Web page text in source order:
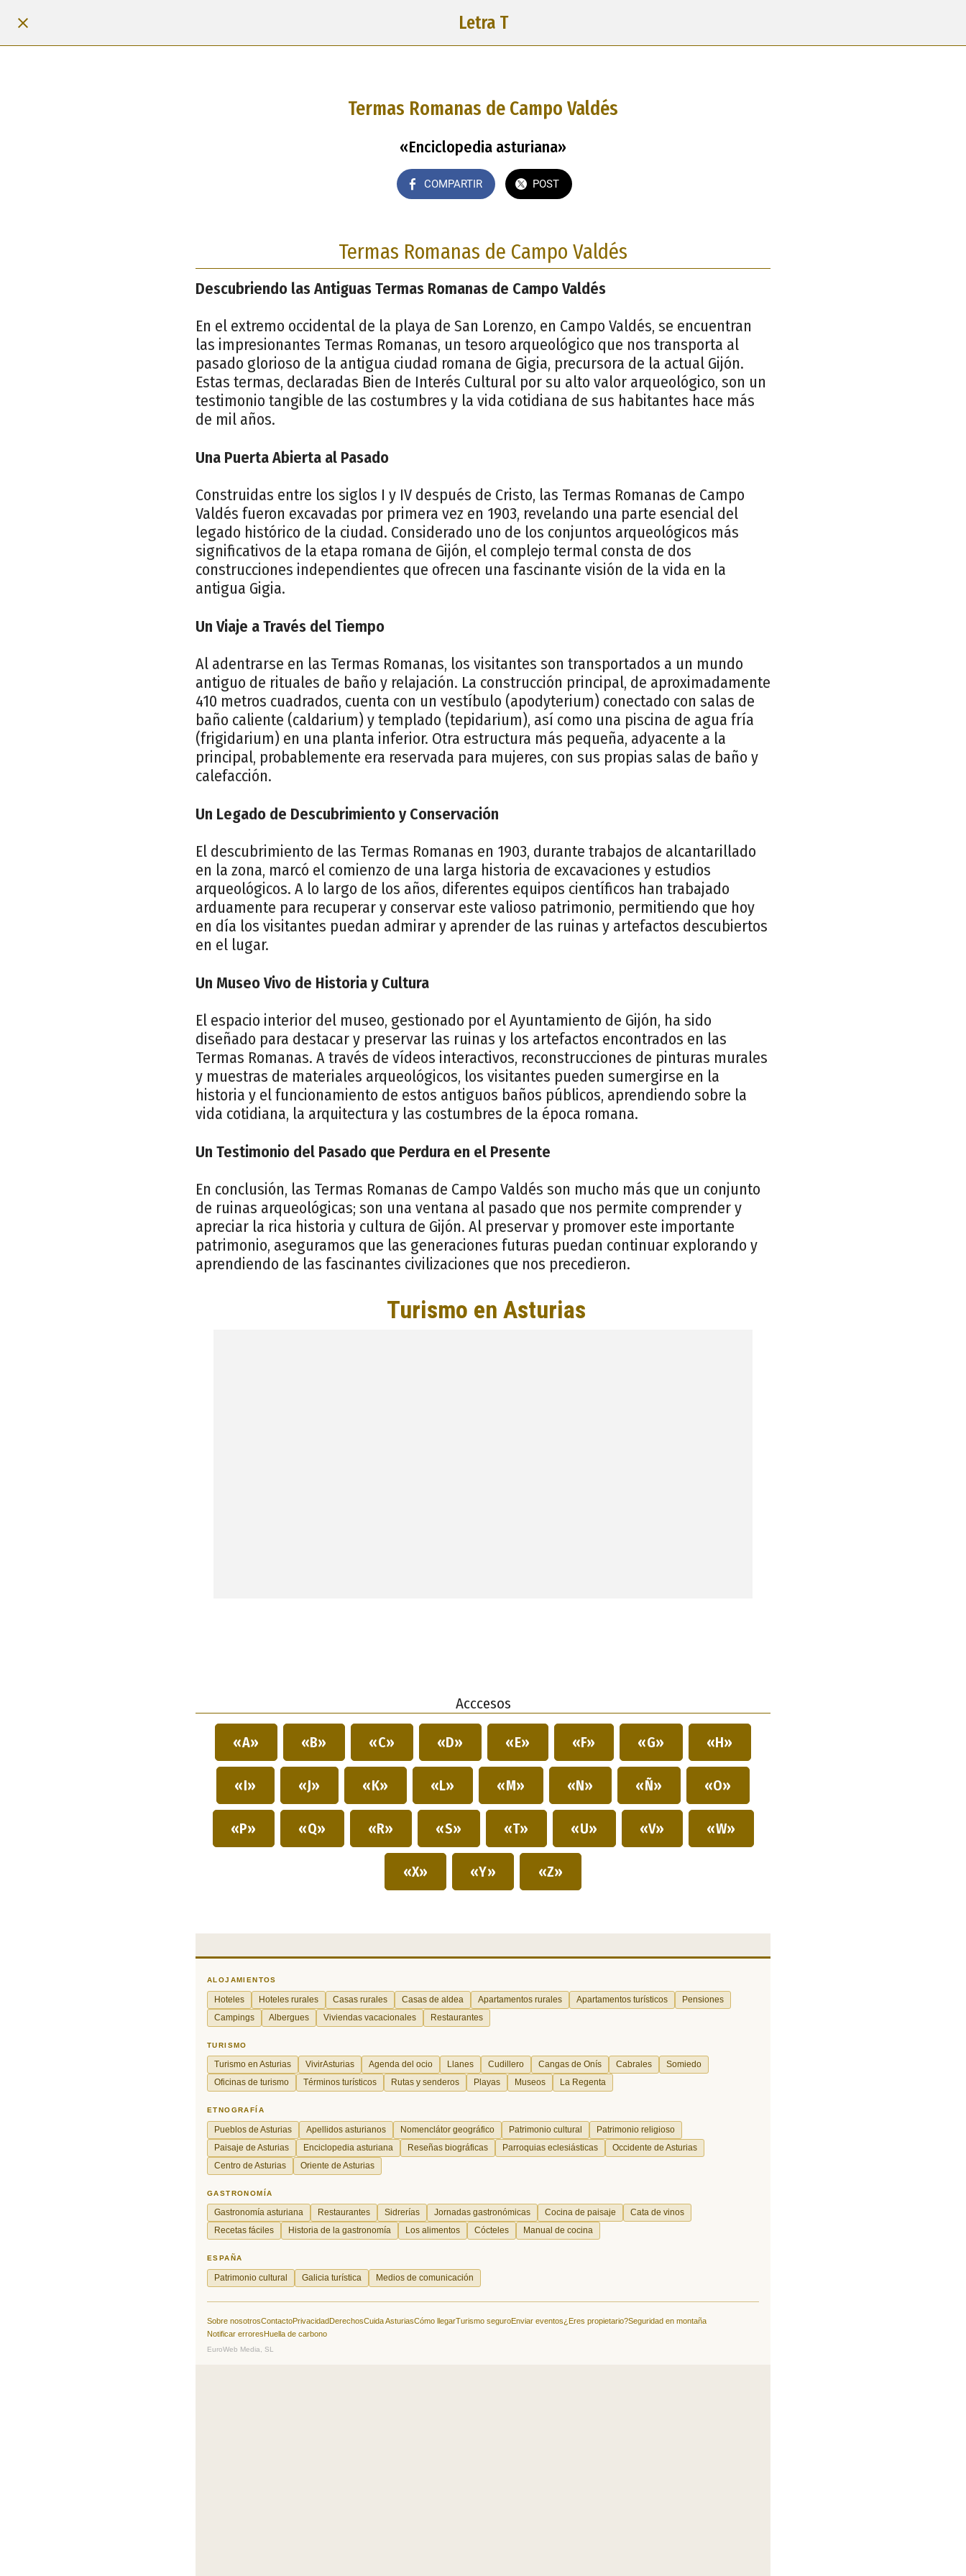
Letra T
Termas Romanas de Campo Valdés
«Enciclopedia asturiana»
COMPARTIR POST
Termas Romanas de Campo Valdés
Descubriendo las Antiguas Termas Romanas de Campo Valdés
En el extremo occidental de la playa de San Lorenzo, en Campo Valdés, se encuentran
las impresionantes Termas Romanas, un tesoro arqueológico que nos transporta al
pasado glorioso de la antigua ciudad romana de Gigia, precursora de la actual Gijón.
Estas termas, declaradas Bien de Interés Cultural por su alto valor arqueológico, son un
testimonio tangible de las costumbres y la vida cotidiana de sus habitantes hace más
de mil años.
Una Puerta Abierta al Pasado
Construidas entre los siglos I y IV después de Cristo, las Termas Romanas de Campo
Valdés fueron excavadas por primera vez en 1903, revelando una parte esencial del
legado histórico de la ciudad. Considerado uno de los conjuntos arqueológicos más
significativos de la etapa romana de Gijón, el complejo termal consta de dos
construcciones independientes que ofrecen una fascinante visión de la vida en la
antigua Gigia.
Un Viaje a Través del Tiempo
Al adentrarse en las Termas Romanas, los visitantes son transportados a un mundo
antiguo de rituales de baño y relajación. La construcción principal, de aproximadamente
410 metros cuadrados, cuenta con un vestíbulo (apodyterium) conectado con salas de
baño caliente (caldarium) y templado (tepidarium), así como una piscina de agua fría
(frigidarium) en una planta inferior. Otra estructura más pequeña, adyacente a la
principal, probablemente era reservada para mujeres, con sus propias salas de baño y
calefacción.
Un Legado de Descubrimiento y Conservación
El descubrimiento de las Termas Romanas en 1903, durante trabajos de alcantarillado
en la zona, marcó el comienzo de una larga historia de excavaciones y estudios
arqueológicos. A lo largo de los años, diferentes equipos científicos han trabajado
arduamente para recuperar y conservar este valioso patrimonio, permitiendo que hoy
en día los visitantes puedan admirar y aprender de las ruinas y artefactos descubiertos
en el lugar.
Un Museo Vivo de Historia y Cultura
El espacio interior del museo, gestionado por el Ayuntamiento de Gijón, ha sido
diseñado para destacar y preservar las ruinas y los artefactos encontrados en las
Termas Romanas. A través de vídeos interactivos, reconstrucciones de pinturas murales
y muestras de materiales arqueológicos, los visitantes pueden sumergirse en la
historia y el funcionamiento de estos antiguos baños públicos, aprendiendo sobre la
vida cotidiana, la arquitectura y las costumbres de la época romana.
Un Testimonio del Pasado que Perdura en el Presente
En conclusión, las Termas Romanas de Campo Valdés son mucho más que un conjunto
de ruinas arqueológicas; son una ventana al pasado que nos permite comprender y
apreciar la rica historia y cultura de Gijón. Al preservar y promover este importante
patrimonio, aseguramos que las generaciones futuras puedan continuar explorando y
aprendiendo de las fascinantes civilizaciones que nos precedieron.
Acccesos
«A» «B» «C» «D» «E» «F» «G» «H»
«I» «J» «K» «L» «M» «N» «Ñ» «O»
«P» «Q» «R» «S» «T» «U» «V» «W»
«X» «Y» «Z»